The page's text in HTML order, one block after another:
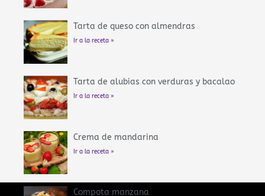
Tarta de queso con almendras
Ir a la receta »
Tarta de alubias con verduras y bacalao
Ir a la receta »
Crema de mandarina
Ir a la receta »
Compota manzana